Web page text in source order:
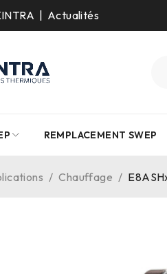
Actualités
REMPLACEMENT SWEP
/ Chauffage /